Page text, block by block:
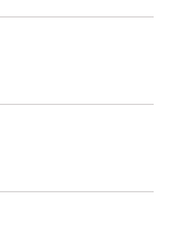
un
el caso de las
principal (o